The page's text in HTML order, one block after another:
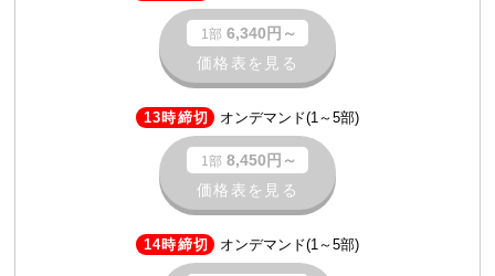
1部 6,340円～
価格表を見る
13時締切 オンデマンド(1～5部)
1部 8,450円～
価格表を見る
14時締切 オンデマンド(1～5部)